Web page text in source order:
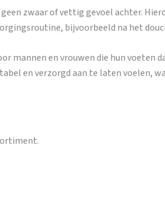
zwaar of vettig gevoel achter.
bijvoorbeeld na het
mannen en vrouwen die hun
en verzorgd aan te laten voelen,